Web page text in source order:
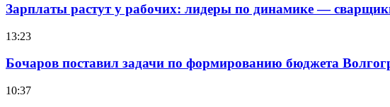
Зарплаты растут у рабочих: лидеры по динамике —
13:23
Бочаров поставил задачи по формированию бюджета
10:37